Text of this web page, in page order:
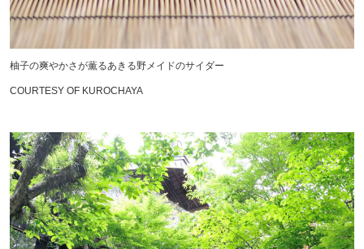
柚子の爽やかさが薫るあきる野メイドのサイダー
COURTESY OF KUROCHAYA